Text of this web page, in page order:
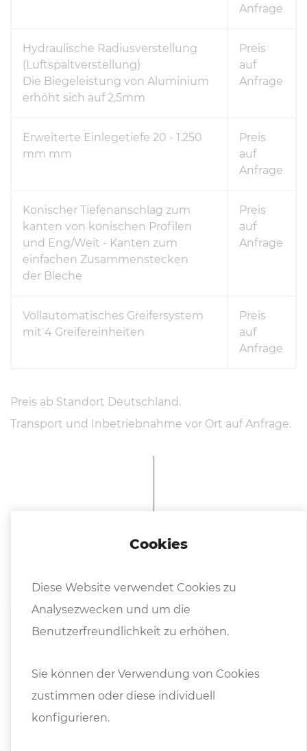
Anfrage
Hydraulische Radiusverstellung
(Luftspaltverstellung)
Die Biegeleistung von Aluminium
erhöht sich auf 2,5mm
Preis
auf
Anfrage
Erweiterte Einlegetiefe 20 - 1.250
mm mm
Preis
auf
Anfrage
Konischer Tiefenanschlag zum
kanten von konischen Profilen
und Eng/Weit - Kanten zum
einfachen Zusammenstecken
der Bleche
Preis
auf
Anfrage
Vollautomatisches Greifersystem
mit 4 Greifereinheiten
Preis
auf
Anfrage
Preis ab Standort Deutschland.
Transport und Inbetriebnahme vor Ort auf Anfrage.
Prospekte
Katalog Biegemaster Langabkantmaschi
nen und Doppelbieger
Cookies
Diese Website verwendet Cookies zu
Analysezwecken und um die
Benutzerfreundlichkeit zu erhöhen.
Sie können der Verwendung von Cookies
zustimmen oder diese individuell
konfigurieren.